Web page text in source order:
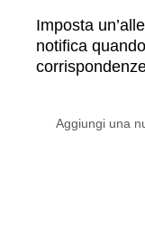
Imposta
notifica